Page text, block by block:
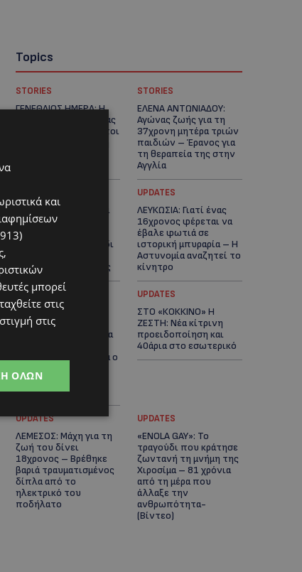
Topics
STORIES
ΓΕΝΕΘΛΙΟΣ ΗΜΕΡΑ: Η
ηλικία είναι μόνο ένας
αριθμός – Οι άνθρωποι
STORIES
ΕΛΕΝΑ ΑΝΤΩΝΙΑΔΟΥ:
Αγώνας ζωής για τη
37χρονη μητέρα τριών
παιδιών – Έρανος για
τη θεραπεία της στην
Αγγλία
ΚΑΤΑΓΓΕΛΙΑ: Για άνδρα
που φέρεται να
παρενοχλούσε
γυναίκες στο Δασούδι
αστυνομικές έρευνες
UPDATES
ΛΕΥΚΩΣΙΑ: Γιατί ένας
16χρονος φέρεται να
έβαλε φωτιά σε
ιστορική μπυραρία – Η
Αστυνομία αναζητεί το
κίνητρο
UPDATES
ΛΑΤΣΙΑ-ΓΕΡΙ: Στο
επίκεντρο η
δημιουργία δομών για
ανήλικους – Αντιδρά ο
προϋποθέσεις το
Κίνημα Οικολόγων
UPDATES
ΣΤΟ «ΚΟΚΚΙΝΟ» Η
ΖΕΣΤΗ: Νέα κίτρινη
προειδοποίηση και
40άρια στο εσωτερικό
UPDATES
ΛΕΜΕΣΟΣ: Μάχη για τη
ζωή του δίνει
18χρονος – Βρέθηκε
βαριά τραυματισμένος
δίπλα από το
ηλεκτρικό του
ποδήλατο
UPDATES
«ENOLA GAY»: Το
τραγούδι που κράτησε
ζωντανή τη μνήμη της
Χιροσίμα – 81 χρόνια
από τη μέρα που
άλλαξε την
ανθρωπότητα-
(Bίντεο)
και
μπορεί
στις
στις
ΌΛΩΝ